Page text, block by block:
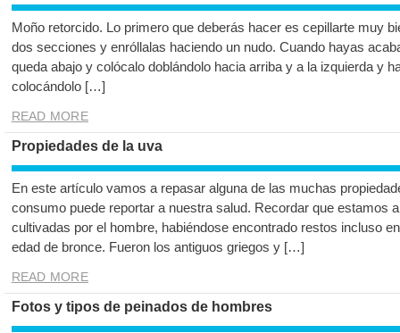
Moño retorcido. Lo primero que deberás hacer es cepillarte muy
dos secciones y enróllalas haciendo un nudo. Cuando hayas
queda abajo y colócalo doblándolo hacia arriba y a la izquierda y
colocándolo […]
READ MORE
Propiedades de la uva
En este artículo vamos a repasar alguna de las muchas
consumo puede reportar a nuestra salud. Recordar que estamos
cultivadas por el hombre, habiéndose encontrado restos incluso
edad de bronce. Fueron los antiguos griegos y […]
READ MORE
Fotos y tipos de peinados de hombres